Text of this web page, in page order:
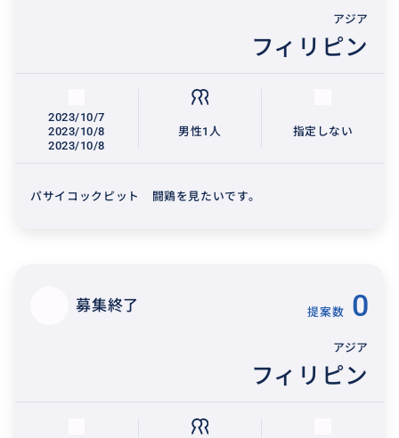
アジア
フィリピン
2023/10/7
2023/10/8
2023/10/8
男性1人 指定しない
パサイコックピット 闘鶏を見たいです。
募集終了 提案数 0
アジア
フィリピン